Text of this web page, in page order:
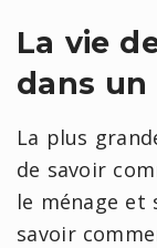
La vie
dans un
La plus
de savoir
le ménage
savoir